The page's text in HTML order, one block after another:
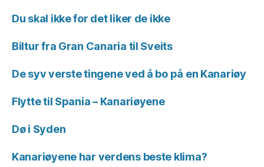
Du skal ikke for det liker de ikke
Biltur fra Gran Canaria til Sveits
De syv verste tingene ved å bo på en Kanariøy
Flytte til Spania – Kanariøyene
Dø i Syden
Kanariøyene har verdens beste klima?